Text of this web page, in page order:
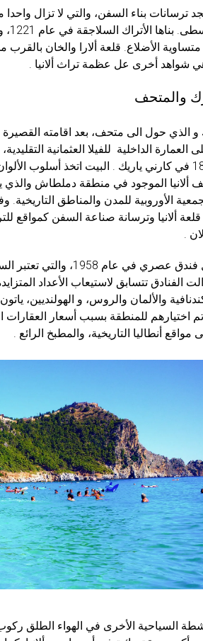
ترسانات بناء السفن، والتي لا تزال
الأضلاع. قلعة ألارا والخان
شواهد أخرى عل عظمة تراث ألانيا .
والمتحف
العمارة الداخلية للفيلا العثمانية
1880 و 1885 في كارني ياريك . البيت اتخذ
ألانيا الموجود في منطقة دملطاش والذي
ألانيا وترسانة صناعة السفن كمواقع
.
منذ بناء أول فندق عصري
الفنادق تتسابق لاستيعاب الأعداد
والألمان والروس، و الهولنديين،
تم اختيارهم للمنطقة بسبب أسعار
أنطاليا التاريخية، والمطبخ الرائع .
السياحية الأخرى في الهواء الطلق